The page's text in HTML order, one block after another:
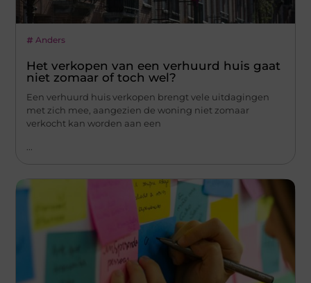
Anders
Het verkopen van een verhuurd huis gaat
niet zomaar of toch wel?
Een verhuurd huis verkopen brengt vele uitdagingen
met zich mee, aangezien de woning niet zomaar
verkocht kan worden aan een